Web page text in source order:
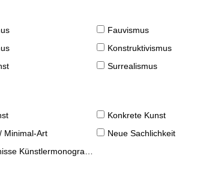
Fauvismus
Konstruktivismus
Surrealismus
Konkrete Kunst
Minimal-Art Neue Sachlichkeit
Künstlermonographien